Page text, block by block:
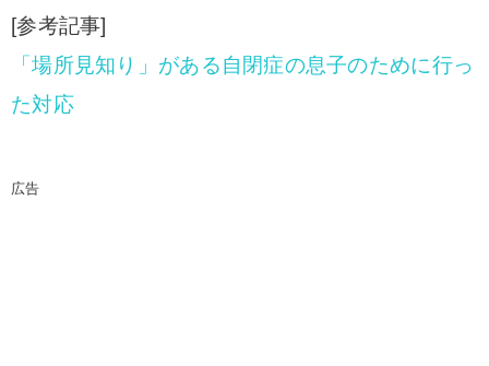
[参考記事]
「場所見知り」がある自閉症の息子のために行っ
た対応
広告